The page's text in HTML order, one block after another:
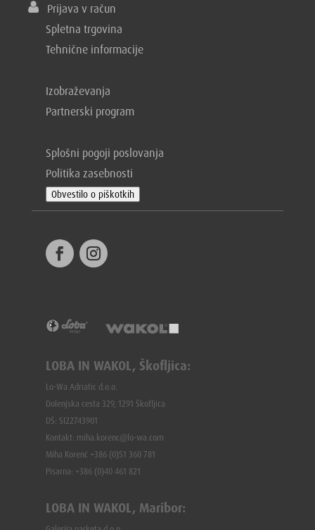
Prijava v račun
Spletna trgovina
Tehnične informacije
Izobraževanja
Partnerski program
Splošni pogoji poslovanja
Politika zasebnosti
Obvestilo o piškotkih
LOBA IN WAKOL, Škofljica:
Lo-Wa Adriatic d.o.o.
Dolenjska cesta 329, 1291 Škofljica
DŠ: SI22743901
Kontakt: miha.korenc@lo-wa.com
Miha Korenč +386 (0)51 360 781
Pisarna: +386 (0)40 461 821
LOBA IN WAKOL, Maribor: